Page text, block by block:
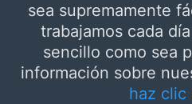
sea supremamente
trabajamos cada
sencillo como sea
información sobre
haz clic